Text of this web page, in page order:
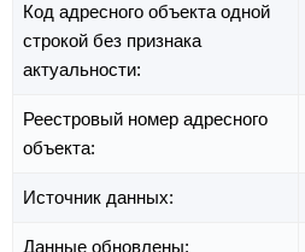
Код адресного объекта одной
строкой без признака
актуальности:
Реестровый номер адресного
объекта:
Источник данных:
Данные обновлены: